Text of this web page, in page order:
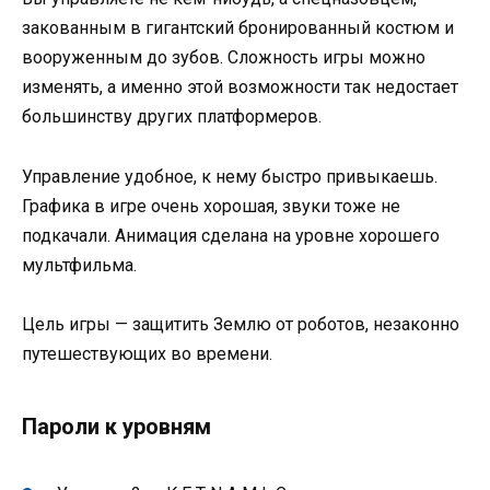
закованным в гигантский бронированный костюм и
вооруженным до зубов. Сложность игры можно
изменять, а именно этой возможности так недостает
большинству других платформеров.
Управление удобное, к нему быстро привыкаешь.
Графика в игре очень хорошая, звуки тоже не
подкачали. Анимация сделана на уровне хорошего
мультфильма.
Цель игры — защитить Землю от роботов, незаконно
путешествующих во времени.
Пароли к уровням